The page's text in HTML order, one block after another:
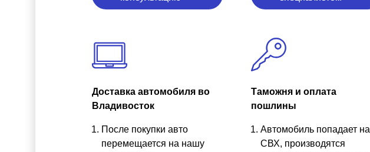
Доставка автомобиля во
Владивосток
После покупки авто
перемещается на нашу
Таможня и оплата
пошлины
Автомобиль попадает на
СВХ, производятся